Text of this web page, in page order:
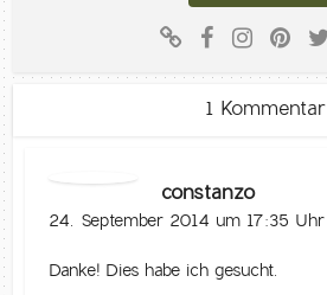
1 Kommentar
constanzo
24. September 2014 um 17:35 Uhr
Danke! Dies habe ich gesucht.